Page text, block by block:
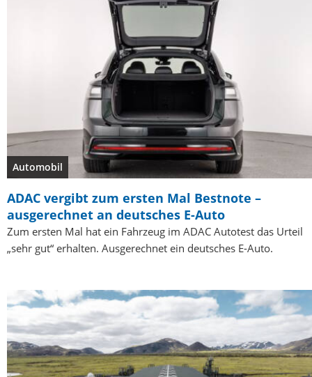
Automobil
ADAC vergibt zum ersten Mal Bestnote –
ausgerechnet an deutsches E-Auto
Zum ersten Mal hat ein Fahrzeug im ADAC Autotest das Urteil
„sehr gut“ erhalten. Ausgerechnet ein deutsches E-Auto.